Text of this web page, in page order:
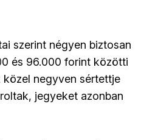
szerint négyen biztosan
és 96.000 forint közötti
negyven sértettje
jegyeket azonban